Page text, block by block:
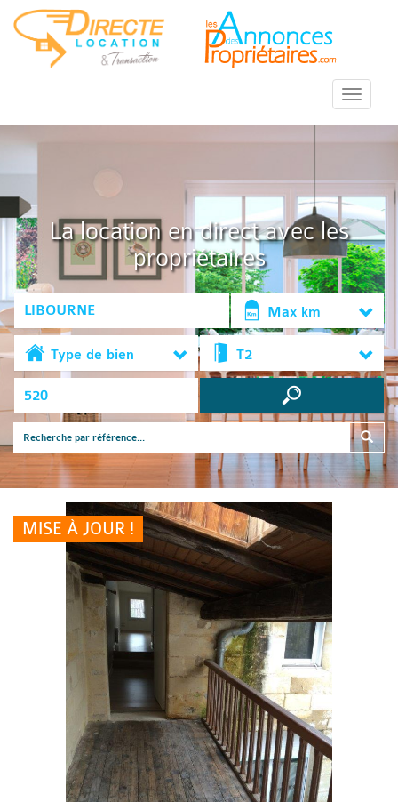
::Menu::
La location en direct avec les
propriétaires
Max km
Type de bien T2
MISE À JOUR !